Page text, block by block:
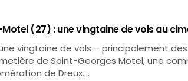
(27) : une vingtaine de vols au
vingtaine de vols – principalement
de Saint-Georges Motel, une
de Dreux.…